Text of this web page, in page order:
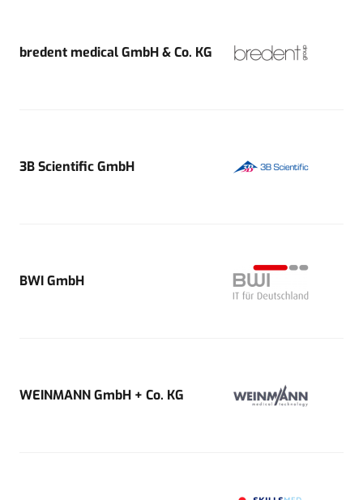
bredent medical GmbH & Co. KG
3B Scientific GmbH
BWI GmbH
WEINMANN GmbH + Co. KG